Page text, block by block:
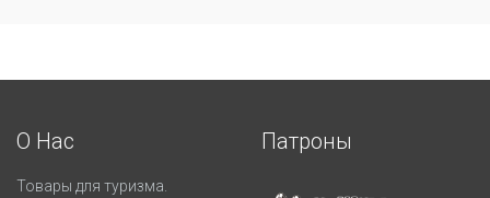
О Нас
Товары для туризма.
Патроны